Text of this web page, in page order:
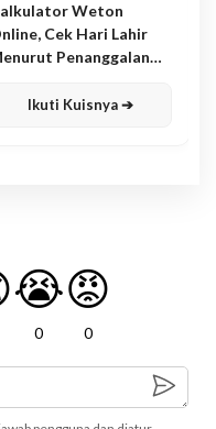
Weton
Cek Hari Lahir
Penanggalan
Ikuti Kuisnya ➔
😭
0
😡
0